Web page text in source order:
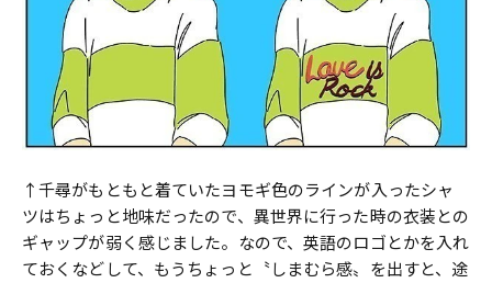
↑千尋がもともと着ていたヨモギ色のラインが入ったシャ
ツはちょっと地味だったので、異世界に行った時の衣装との
ギャップが弱く感じました。なので、英語のロゴとかを入れ
ておくなどして、もうちょっと〝しまむら感〟を出すと、途